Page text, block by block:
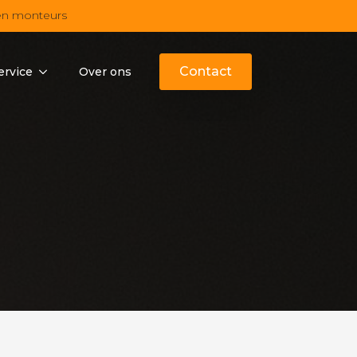
monteurs
Over ons Contact